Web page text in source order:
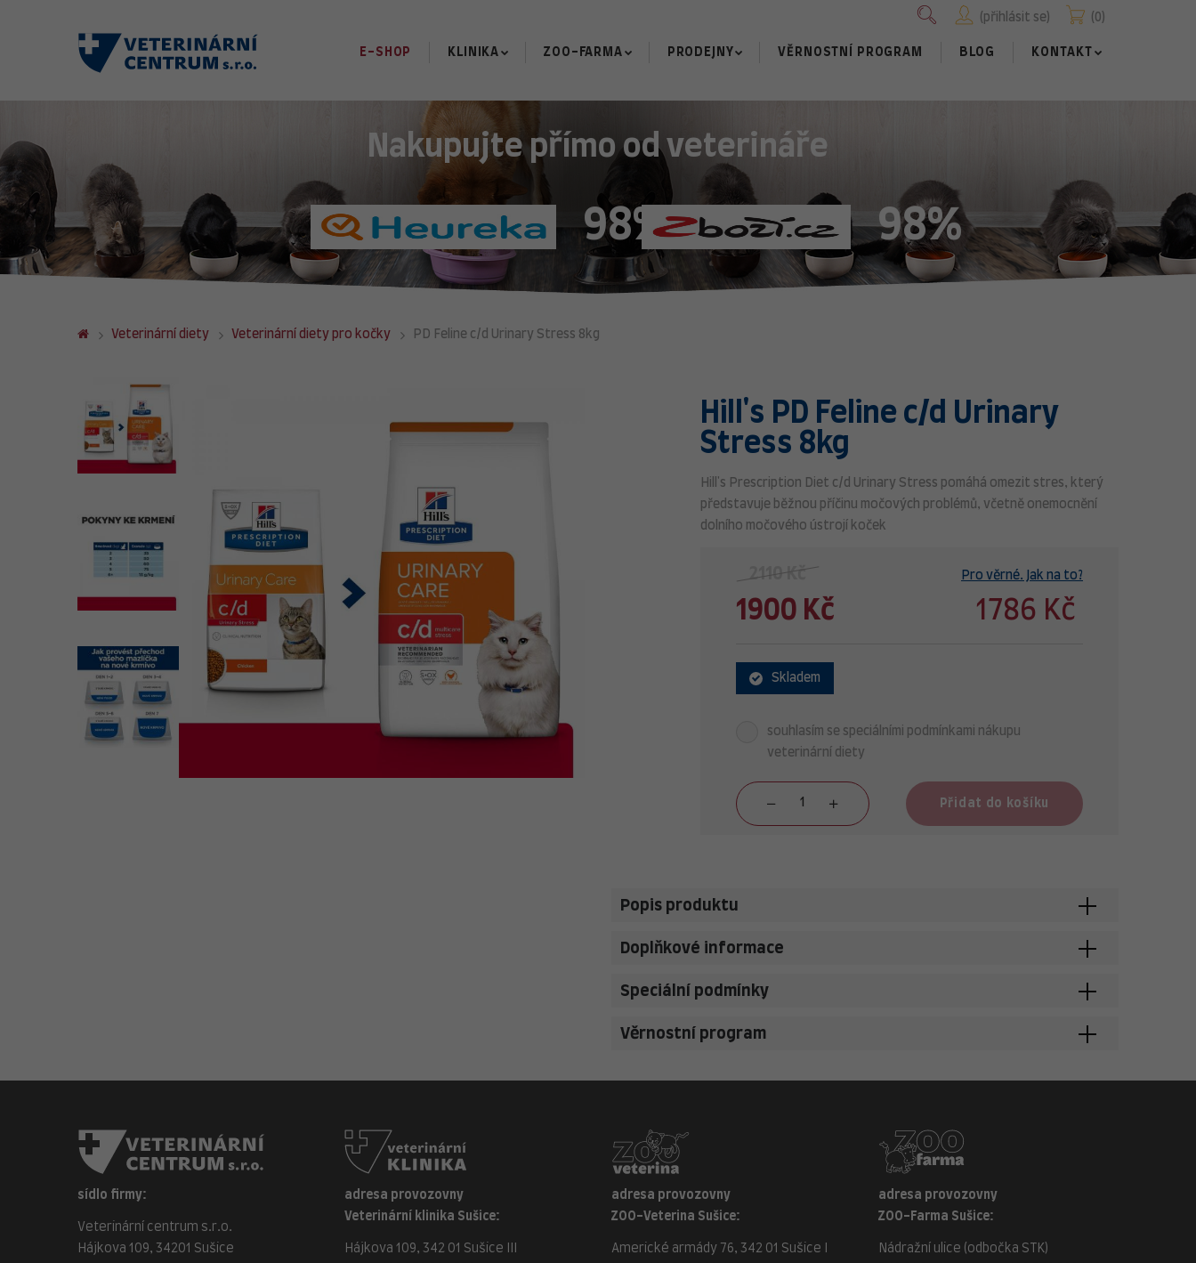
0
přihlásit se
E-SHOP KLINIKA ZOO-FARMA PRODEJNY VĚRNOSTNÍ PROGRAM BLOG KONTAKT
Nakupujte přímo od veterináře
98% 98%
Veterinární diety Veterinární diety pro kočky PD Feline c/d Urinary Stress 8kg
Hill's PD Feline c/d Urinary
Stress 8kg
Hill's Prescription Diet c/d Urinary Stress pomáhá omezit stres, který
představuje běžnou příčinu močových problémů, včetně onemocnění
dolního močového ústrojí koček
2110 Kč Pro věrné. Jak na to?
1900 Kč 1786 Kč
Skladem
souhlasím se speciálními podmínkami nákupu
veterinární diety
Přidat do košíku
Popis produktu
Doplňkové informace
Speciální podmínky
Věrnostní program
sídlo firmy:
Veterinární centrum s.r.o.
Hájkova 109, 34201 Sušice
adresa provozovny
Veterinární klinika Sušice:
Hájkova 109, 342 01 Sušice III
adresa provozovny
ZOO-Veterina Sušice:
Americké armády 76, 342 01 Sušice I
adresa provozovny
ZOO-Farma Sušice:
Nádražní ulice (odbočka STK)